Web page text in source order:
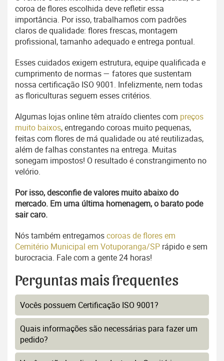
coroa de flores escolhida deve refletir essa
importância. Por isso, trabalhamos com padrões
claros de qualidade: flores frescas, montagem
profissional, tamanho adequado e entrega pontual.
Esses cuidados exigem estrutura, equipe qualificada e
cumprimento de normas — fatores que sustentam
nossa certificação ISO 9001. Infelizmente, nem todas
as floriculturas seguem esses critérios.
Algumas lojas online têm atraído clientes com preços
muito baixos, entregando coroas muito pequenas,
feitas com flores de má qualidade ou até reutilizadas,
além de falhas constantes na entrega. Muitas
sonegam impostos! O resultado é constrangimento no
velório.
Por isso, desconfie de valores muito abaixo do
mercado. Em uma última homenagem, o barato pode
sair caro.
Nós também entregamoscoroas de flores em
Cemitério Municipal em Votuporanga/SP rápido e sem
burocracia. Fale com a gente 24 horas!
Perguntas mais frequentes
Vocês possuem Certificação ISO 9001?
Quais informações são necessárias para fazer um
pedido?